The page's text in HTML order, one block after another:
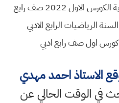
اسئلة رياضيات مع الحل نهاية الكورس الاول 2022 صف رابع
الرياضيات الرابع الادبي
اول صف رابع ادبي
الاستاذ احمد مهدي
في الوقت الحالي عن